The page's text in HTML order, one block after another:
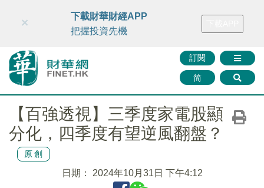
財華智庫網 FINTV FINMETA 財華證券 媒體矩陣
訂閱
简
×
下載財華財經APP
把握投資先機
【百強透視】三季度家電股顯
分化，四季度有望逆風翻盤？
原創
日期： 2024年10月31日 下午4:12